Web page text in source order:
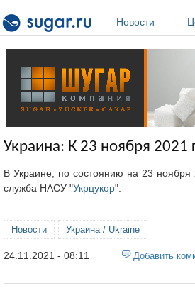
Новости
Украина: К 23 ноября 2021
В Украине, по состоянию на 23
служба НАСУ "Укрцукор".
Новости Украина / Ukraine
24.11.2021 - 08:11 Добавить